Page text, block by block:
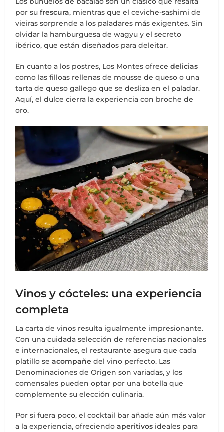
por sufrescura, mientras que el ceviche-sashimi de
vieiras sorprende a los paladares más exigentes. Sin
olvidar la hamburguesa de wagyu y el secreto
ibérico, que están diseñados para deleitar.
En cuanto a los postres, Los Montes ofrecedelicias
como las filloas rellenas de mousse de queso o una
tarta de queso gallego que se desliza en el paladar.
Aquí, el dulce cierra la experiencia con broche de
oro.
Vinos y cócteles: una experiencia
completa
La carta de vinos resulta igualmente impresionante.
Con una cuidada selección de referencias nacionales
e internacionales, el restaurante asegura que cada
platillo seacompañe del vino perfecto. Las
Denominaciones de Origen son variadas, y los
comensales pueden optar por una botella que
complemente su elección culinaria.
Por si fuera poco, el cocktail bar añade aún más valor
a la experiencia, ofreciendoaperitivos ideales para